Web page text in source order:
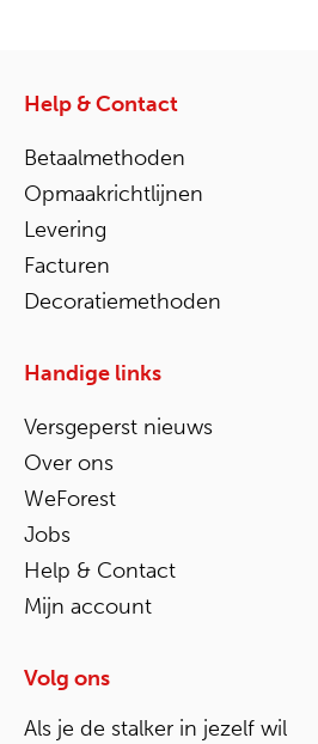
Help & Contact
Betaalmethoden
Opmaakrichtlijnen
Levering
Facturen
Decoratiemethoden
Handige links
Versgeperst nieuws
Over ons
WeForest
Jobs
Help & Contact
Mijn account
Volg ons
Als je de stalker in jezelf wil